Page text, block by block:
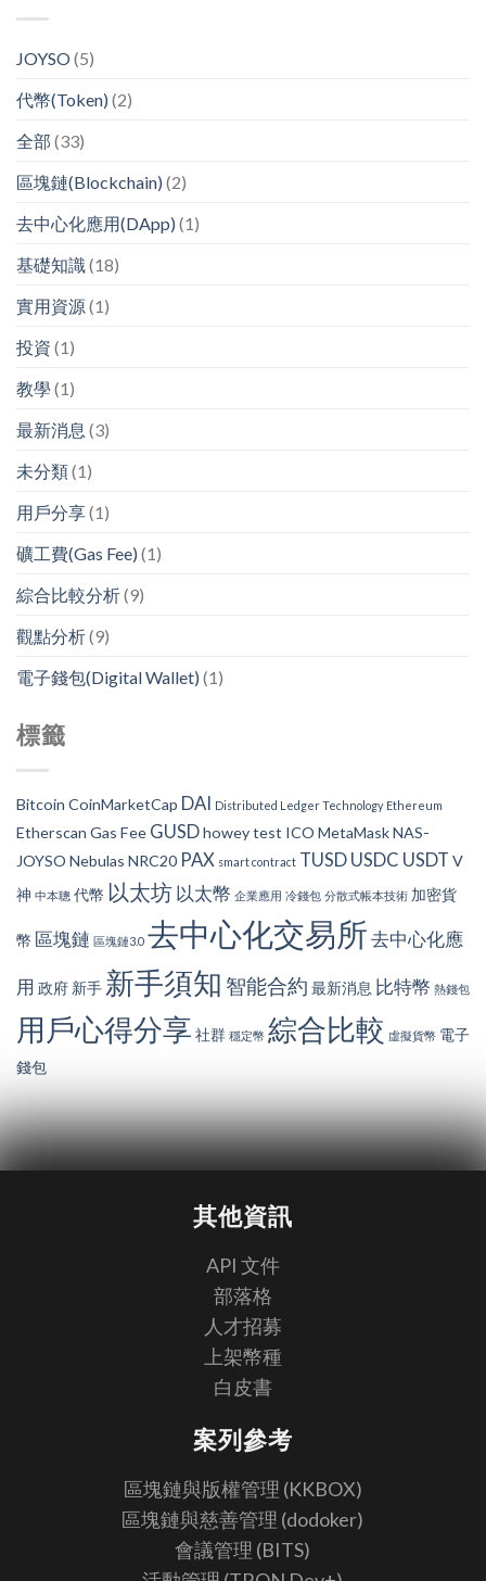
JOYSO(5)
代幣(Token) (2)
全部 (33)
區塊鏈(Blockchain) (2)
去中心化應用(DApp) (1)
基礎知識(18)
實用資源(1)
投資 (1)
教學 (1)
最新消息 (3)
未分類(1)
用戶分享(1)
礦工費(Gas Fee) (1)
綜合比較分析(9)
觀點分析(9)
電子錢包(Digital Wallet) (1)
標籤
Bitcoin CoinMarketCap DAI Distributed Ledger Technology Ethereum
Etherscan Gas Fee GUSDhowey test ICO MetaMaskNAS-
JOYSO Nebulas NRC20 PAX smart contract TUSD USDC USDT V
神 中本聰 代幣 以太坊 以太幣 企業應用 冷錢包 分散式帳本技術 加密貨
幣 區塊鏈 區塊鏈3.0 去中心化交易所 去中心化應
用 政府 新手 新手須知 智能合約 最新消息 比特幣 熱錢包
用戶心得分享 社群 穩定幣 綜合比較 虛擬貨幣 電子
錢包
其他資訊
API 文件
部落格
人才招募
上架幣種
白皮書
案列參考
區塊鏈與版權管理 (KKBOX)
區塊鏈與慈善管理 (dodoker)
會議管理 (BITS)